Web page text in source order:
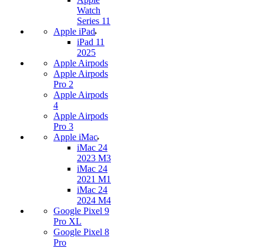
Watch
Series 11
Apple iPad
iPad 11
2025
Apple Airpods
Apple Airpods
Pro 2
Apple Airpods
4
Apple Airpods
Pro 3
Apple iMac
iMac 24
2023 M3
iMac 24
2021 M1
iMac 24
2024 M4
Google Pixel 9
Pro XL
Google Pixel 8
Pro